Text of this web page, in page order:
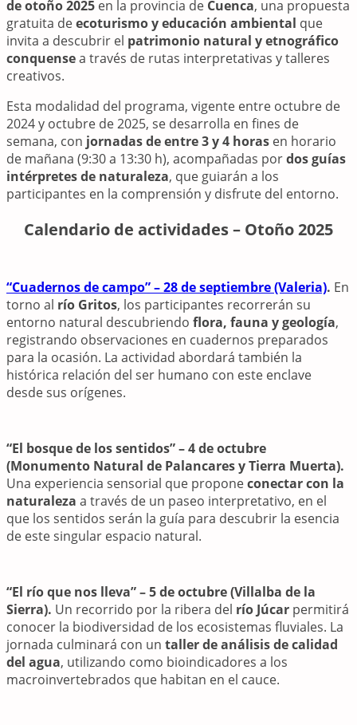
de otoño 2025 en la provincia de Cuenca, una propuesta
gratuita deecoturismo y educación ambiental que
invita a descubrir el patrimonio natural y etnográfico
conquensea través de rutas interpretativas y talleres
creativos.
Esta modalidad del programa, vigente entre octubre de
2024 y octubre de 2025, se desarrolla en fines de
semana, con jornadas de entre 3 y 4 horas en horario
de mañana (9:30 a 13:30 h), acompañadas pordos guías
intérpretes de naturaleza, que guiarán a los
participantes en la comprensión y disfrute del entorno.
Calendario de actividades – Otoño 2025
“Cuadernos de campo” – 28 de septiembre (Valeria). En
torno al río Gritos, los participantes recorrerán su
entorno natural descubriendo flora, fauna y geología,
registrando observaciones en cuadernos preparados
para la ocasión. La actividad abordará también la
histórica relación del ser humano con este enclave
desde sus orígenes.
“El bosque de los sentidos” – 4 de octubre
(Monumento Natural de Palancares y Tierra Muerta).
Una experiencia sensorial que proponeconectar con la
naturaleza a través de un paseo interpretativo, en el
que los sentidos serán la guía para descubrir la esencia
de este singular espacio natural.
“El río que nos lleva” – 5 de octubre (Villalba de la
Sierra). Un recorrido por la ribera del río Júcar permitirá
conocer la biodiversidad de los ecosistemas fluviales. La
jornada culminará con un taller de análisis de calidad
del agua, utilizando como bioindicadores a los
macroinvertebrados que habitan en el cauce.